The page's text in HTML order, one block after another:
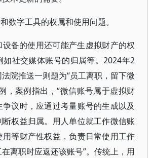
数字工具的权属和使用问题。
备的使用还可能产生虚拟财产的权
如社交媒体账号的归属等。2024年2
院推送一则题为“员工离职，留下微
，案例指出，“微信账号属于虚拟财
议时，应通过考量账号的生成以及
权益归属。用人单位就工作微信账
等财产性权益，负责日常使用工作
离职时应返还该账号”。传统上，用